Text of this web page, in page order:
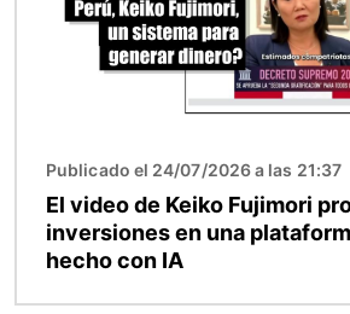
Publicado el 24/07/2026 a las 21:37
El video de Keiko Fujimori
inversiones en una
hecho con IA